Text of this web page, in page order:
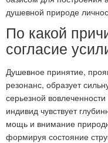
душевной природе
По какой
согласие
Душевное принятие,
резонанс, образует
серьезной
индивид чувствует
мощь и внимание
формируя состояние